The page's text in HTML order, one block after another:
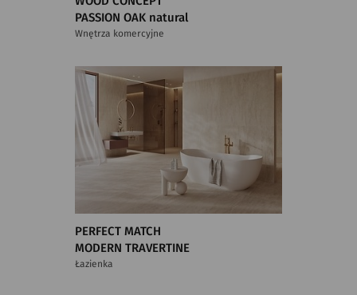
PASSION OAK natural
Wnętrza komercyjne
PERFECT MATCH
MODERN TRAVERTINE
Łazienka